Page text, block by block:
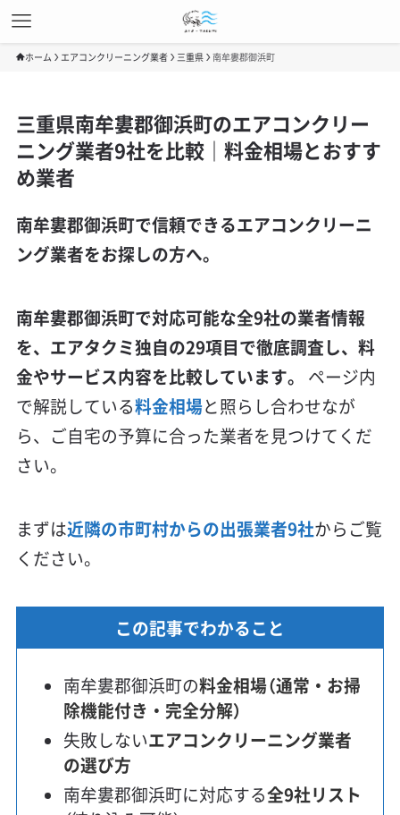
ホーム エアコンクリーニング業者 三重県 南牟婁郡御浜町
三重県南牟婁郡御浜町のエアコンクリー
ニング業者9社を比較｜料金相場とおすす
め業者
南牟婁郡御浜町で信頼できるエアコンクリーニ
ング業者をお探しの方へ。
南牟婁郡御浜町で対応可能な全9社の業者情報
を、エアタクミ独自の29項目で徹底調査し、料
金やサービス内容を比較しています。
ページ内
で解説している料金相場と照らし合わせなが
ら、ご自宅の予算に合った業者を見つけてくだ
さい。
まずは近隣の市町村からの出張業者9社からご覧
ください。
この記事でわかること
南牟婁郡御浜町の料金相場（通常・お掃
除機能付き・完全分解）
失敗しないエアコンクリーニング業者
の選び方
南牟婁郡御浜町に対応する全9社リスト